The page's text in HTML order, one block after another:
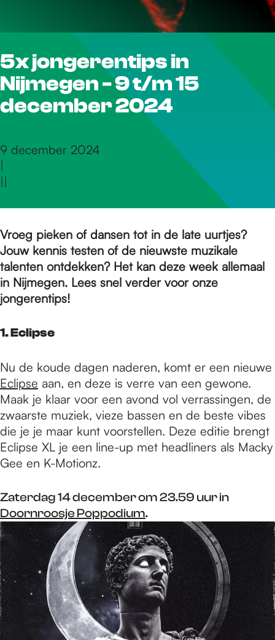
r
d
e
o
m
e
a
g
e
5x jongerentips in
Nijmegen - 9 t/m 15
december 2024
9 december 2024
|
||
Vroeg pieken of dansen tot in de late uurtjes?
Jouw kennis testen of de nieuwste muzikale
talenten ontdekken? Het kan deze week allemaal
in Nijmegen. Lees snel verder voor onze
jongerentips!
1. Eclipse
Nu de koude dagen naderen, komt er een nieuwe
Eclipse aan, en deze is verre van een gewone.
Maak je klaar voor een avond vol verrassingen, de
zwaarste muziek, vieze bassen en de beste vibes
die je je maar kunt voorstellen. Deze editie brengt
Eclipse XL je een line-up met headliners als Macky
Gee en K-Motionz.
Zaterdag 14 december om 23.59 uur in
Doornroosje Poppodium.